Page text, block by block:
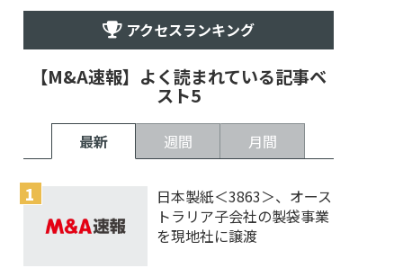
アクセスランキング
【M&A速報】よく読まれている記事ベ
スト5
最新 週間 月間
日本製紙＜3863＞、オース
トラリア子会社の製袋事業
を現地社に譲渡